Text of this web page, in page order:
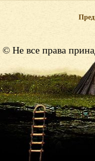
© Не все права